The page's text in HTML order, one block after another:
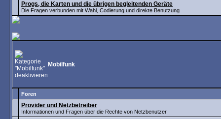
Progs, die Karten und die übrigen begleitenden Geräte
Die Fragen verbunden mit Wahl, Codierung und direkte Benutzung
Mobilfunk
Foren
Provider und Netzbetreiber
Informationen und Fragen über die Rechte von Netzbenutzer